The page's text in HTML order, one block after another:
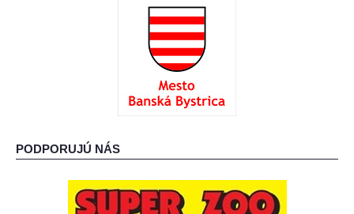
PODPORUJÚ NÁS